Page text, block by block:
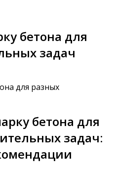
бетона для
задач
бетона для
задач: